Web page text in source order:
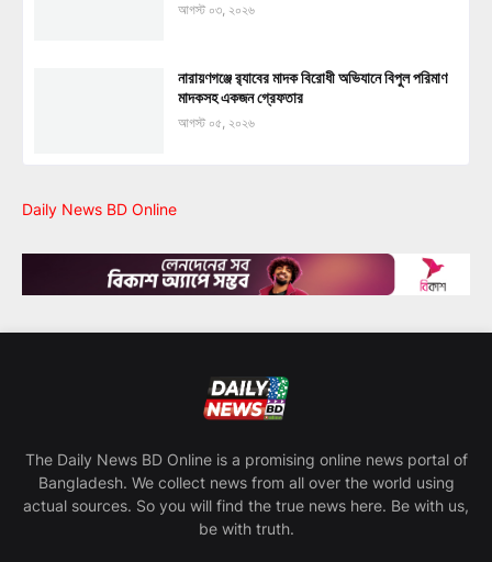
আগস্ট ০৩, ২০২৬
নারায়ণগঞ্জে র‍্যাবের মাদক বিরোধী অভিযানে বিপুল পরিমাণ
মাদকসহ একজন গ্রেফতার
আগস্ট ০৫, ২০২৬
Daily News BD Online
The Daily News BD Online is a promising online news portal of
Bangladesh. We collect news from all over the world using
actual sources. So you will find the true news here. Be with us,
be with truth.